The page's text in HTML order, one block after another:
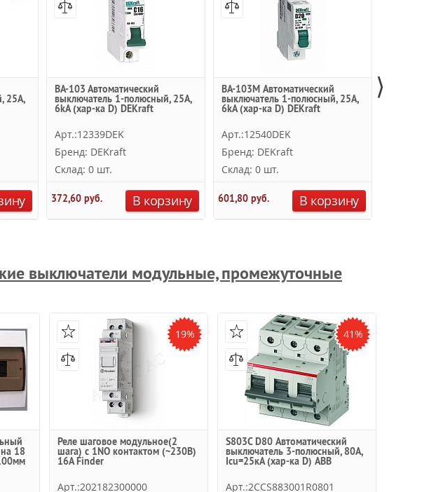
25А,
ВА-103 Автоматический
выключатель 1-полюсный, 25А,
6kА (хар-ка D) DEKraft
Арт.:12339DEK
Бренд: DEKraft
Склад: 0 шт.
372,60 руб. В корзину
ВА-103M Автоматический
выключатель 1-полюсный, 25А,
6kА (хар-ка D) DEKraft
Арт.:12540DEK
Бренд: DEKraft
Склад: 0 шт.
601,80 руб. В корзину
⟩
выключатели модульные, промежуточные
18
19%
Реле шаговое модульное(2
шага) с 1NO контактом (~230B)
16A Finder
Арт.:202182300000
41%
S803C D80 Автоматический
выключатель 3-полюсный, 80А,
Icu=25кА (хар-ка D) ABB
Арт.:2CCS883001R0801